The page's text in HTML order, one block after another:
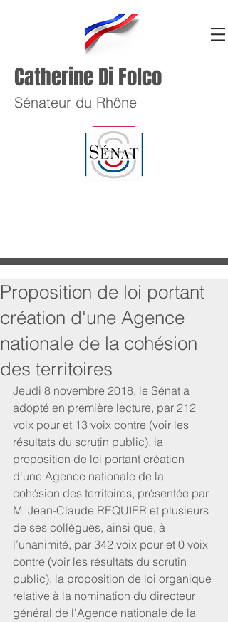
Catherine Di Folco
Sénateur du Rhône
Proposition de loi portant
création d'une Agence
nationale de la cohésion
des territoires
Jeudi 8 novembre 2018, le Sénat a
adopté en première lecture, par 212
voix pour et 13 voix contre (voir les
résultats du scrutin public), la
proposition de loi portant création
d'une Agence nationale de la
cohésion des territoires, présentée par
M. Jean-Claude REQUIER et plusieurs
de ses collègues, ainsi que, à
l’unanimité, par 342 voix pour et 0 voix
contre (voir les résultats du scrutin
public), la proposition de loi organique
relative à la nomination du directeur
général de l'Agence nationale de la